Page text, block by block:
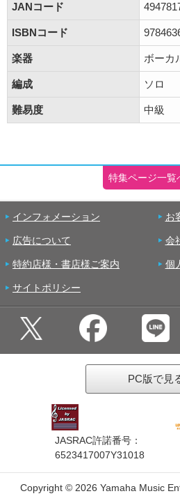
JANコード
ISBNコード
楽器 ボーカ
編成 ソロ
難易度 中級
特集ページ一覧
インフォメーション お
広告について 会
特約店様・書店様ご案内 個
サイトポリシー
PC版で見
JASRAC許諾番号：
6523417007Y31018
Copyright © 2026 Yamaha Music